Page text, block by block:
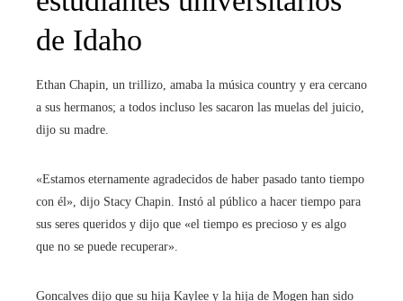
de Idaho
Ethan Chapin, un trillizo, amaba la música country y era cercano
a sus hermanos; a todos incluso les sacaron las muelas del juicio,
dijo su madre.
«Estamos eternamente agradecidos de haber pasado tanto tiempo
con él», dijo Stacy Chapin. Instó al público a hacer tiempo para
sus seres queridos y dijo que «el tiempo es precioso y es algo
que no se puede recuperar».
Goncalves dijo que su hija Kaylee y la hija de Mogen han sido